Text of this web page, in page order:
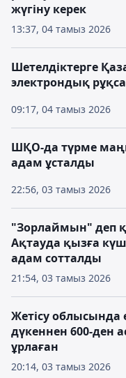
13:37, 04 тамыз 2026
жүгіну керек
09:17, 04 тамыз 2026
Шетелдіктерге
электрондық
22:56, 03 тамыз 2026
ШҚО-да түрме
адам ұсталды
21:54, 03 тамыз 2026
"Зорлаймын" деп
Ақтауда қызға
адам сотталды
20:14, 03 тамыз 2026
Жетісу облысында
дүкеннен 600-ден
ұрлаған